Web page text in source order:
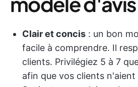
Clair et concis : un bon
facile à comprendre. Il
clients. Privilégiez 5 à 7
afin que vos clients n'aient